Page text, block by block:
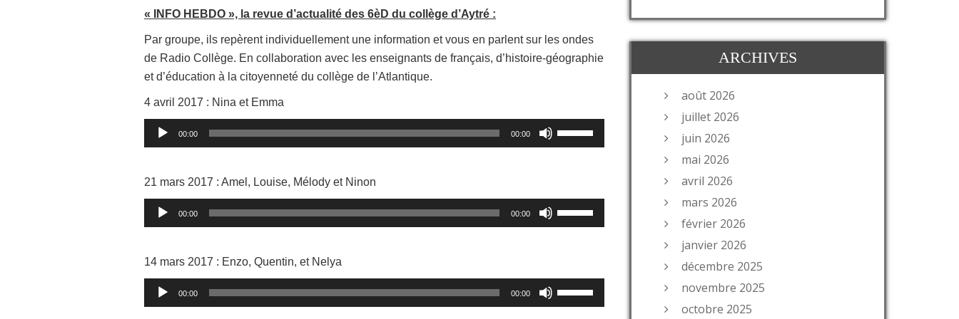
« INFO HEBDO », la revue d’actualité des 6èD du collège d’Aytré :
Par groupe, ils repèrent individuellement une information et vous en parlent sur les ondes
de Radio Collège. En collaboration avec les enseignants de français, d’histoire-géographie
et d’éducation à la citoyenneté du collège de l’Atlantique.
4 avril 2017 : Nina et Emma
Lecteur
audio
00:00 00:00
les
augmenter
ou
diminuer
21 mars 2017 : Amel, Louise, Mélody et Ninon
Lecteur
audio
00:00 00:00
les
augmenter
ou
diminuer
14 mars 2017 : Enzo, Quentin, et Nelya
Lecteur
audio
00:00 00:00
les
ARCHIVES
août 2026
juillet 2026
juin 2026
mai 2026
avril 2026
mars 2026
février 2026
janvier 2026
décembre 2025
novembre 2025
octobre 2025